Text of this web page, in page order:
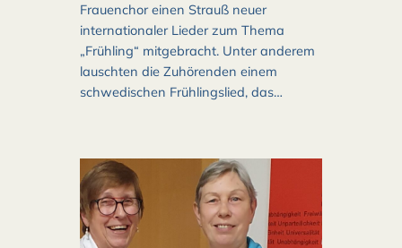
Frauenchor einen Strauß neuer
internationaler Lieder zum Thema
„Frühling“ mitgebracht. Unter anderem
lauschten die Zuhörenden einem
schwedischen Frühlingslied, das…